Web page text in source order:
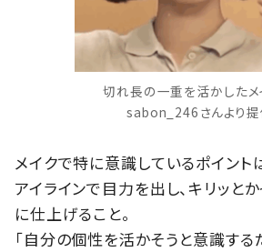
切れ長の一重を活かしたメ
sabon_246さんより提
メイクで特に意識しているポイント
アイラインで目力を出し、キリッと
に仕上げること。
「自分の個性を活かそうと意識する